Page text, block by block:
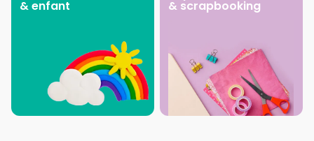
& enfant & scrapbooking